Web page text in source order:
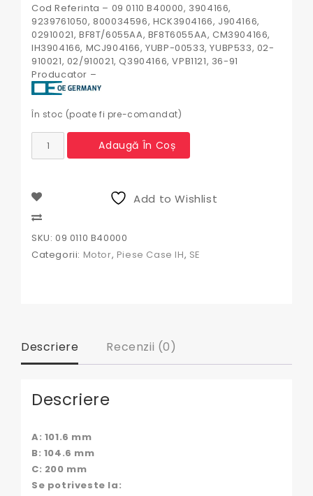
Cod Referinta – 09 0110 B40000, 3904166,
9239761050, 800034596, HCK3904166, J904166,
02910021, BF8T/6055AA, BF8T6055AA, CM3904166,
IH3904166, MCJ904166, YUBP-00533, YUBP533, 02-
910021, 02/910021, Q3904166, VPB1121, 36-91
Producator –
În stoc (poate fi pre-comandat)
Cantitate
Camasa
Case
International,
09
B40000,
3904166,
BF8T6055AA,
CM3904166,
MCJ904166,
YUBP-
02-
910021,
02/910021,
Q3904166,
Adaugă În Coș
Add to Wishlist
SKU: 09 0110 B40000
Categorii: Motor, Piese Case IH, SE
Descriere Recenzii (0)
Descriere
A: 101.6 mm
B: 104.6 mm
C: 200 mm
Se potriveste la: